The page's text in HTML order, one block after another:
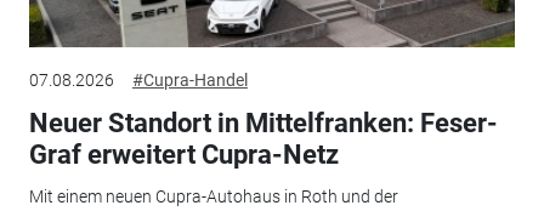
07.08.2026 #Cupra-Handel
Neuer Standort in Mittelfranken: Feser-
Graf erweitert Cupra-Netz
Mit einem neuen Cupra-Autohaus in Roth und der